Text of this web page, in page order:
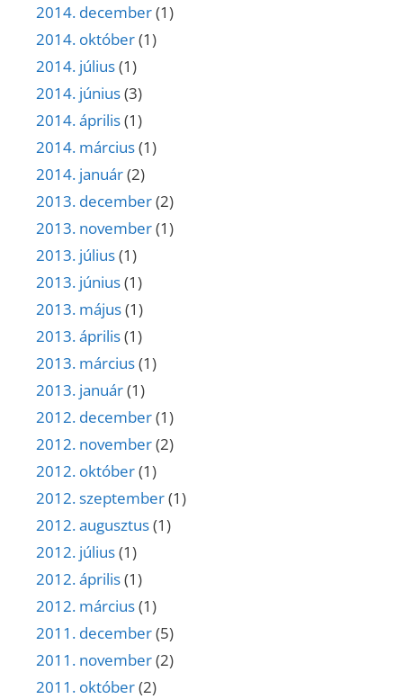
2014. december(1)
2014. október(1)
2014. július(1)
2014. június(3)
2014. április(1)
2014. március(1)
2014. január(2)
2013. december(2)
2013. november(1)
2013. július(1)
2013. június(1)
2013. május(1)
2013. április(1)
2013. március(1)
2013. január(1)
2012. december(1)
2012. november(2)
2012. október(1)
2012. szeptember(1)
2012. augusztus(1)
2012. július(1)
2012. április(1)
2012. március(1)
2011. december(5)
2011. november(2)
2011. október(2)